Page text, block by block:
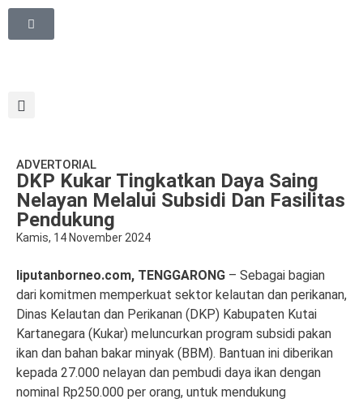
ADVERTORIAL
DKP Kukar Tingkatkan Daya Saing
Nelayan Melalui Subsidi Dan Fasilitas
Pendukung
Kamis, 14 November 2024
liputanborneo.com, TENGGARONG – Sebagai bagian
dari komitmen memperkuat sektor kelautan dan perikanan,
Dinas Kelautan dan Perikanan (DKP) Kabupaten Kutai
Kartanegara (Kukar) meluncurkan program subsidi pakan
ikan dan bahan bakar minyak (BBM). Bantuan ini diberikan
kepada 27.000 nelayan dan pembudi daya ikan dengan
nominal Rp250.000 per orang, untuk mendukung